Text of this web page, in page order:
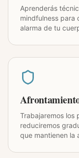
Aprenderás
mindfulness para
alarma de tu
Trabajaremos los
reduciremos
que mantienen la